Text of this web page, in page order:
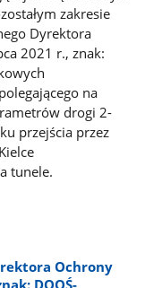
zakresie
Dyrektora
2021 r., znak:
na
drogi 2-
przejścia przez
tunele.
Ochrony
DOOŚ-